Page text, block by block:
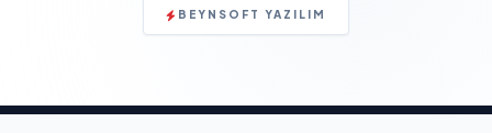
BEYNSOFT YAZILIM